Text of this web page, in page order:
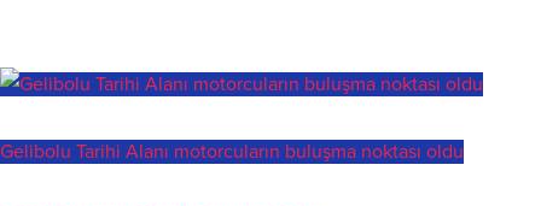
Gelibolu Tarihi Alanı motorcuların buluşma noktası oldu